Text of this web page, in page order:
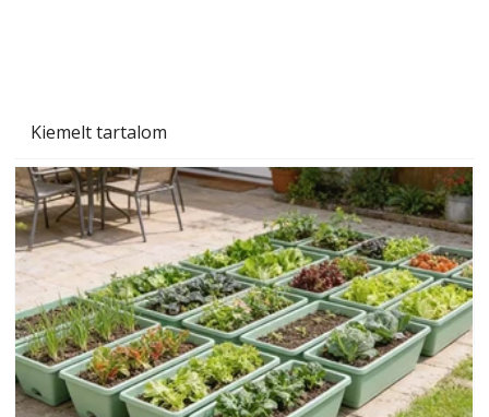
Kiemelt tartalom